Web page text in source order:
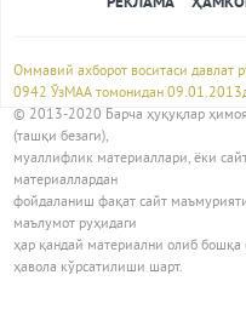
Оммавий ахборот воситаси давлат
0942 ЎзМАА томонидан
© 2013-2020 Барча ҳуқуқлар ҳимоя
(ташқи безаги),
муаллифлик материаллари, ёки
материаллардан
фойдаланиш фақат сайт
маълумот руҳидаги
ҳар қандай материални олиб
ҳавола кўрсатилиши шарт.